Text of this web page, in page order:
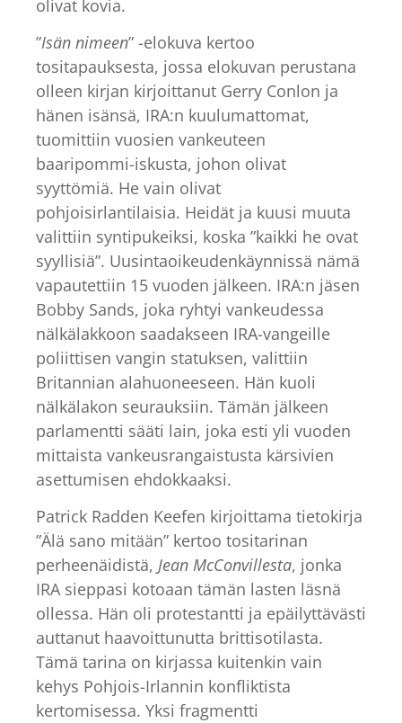
olivat kovia.
”Isän nimeen” -elokuva kertoo
tositapauksesta, jossa elokuvan perustana
olleen kirjan kirjoittanut Gerry Conlon ja
hänen isänsä, IRA:n kuulumattomat,
tuomittiin vuosien vankeuteen
baaripommi-iskusta, johon olivat
syyttömiä. He vain olivat
pohjoisirlantilaisia. Heidät ja kuusi muuta
valittiin syntipukeiksi, koska ”kaikki he ovat
syyllisiä”. Uusintaoikeudenkäynnissä nämä
vapautettiin 15 vuoden jälkeen. IRA:n jäsen
Bobby Sands, joka ryhtyi vankeudessa
nälkälakkoon saadakseen IRA-vangeille
poliittisen vangin statuksen, valittiin
Britannian alahuoneeseen. Hän kuoli
nälkälakon seurauksiin. Tämän jälkeen
parlamentti sääti lain, joka esti yli vuoden
mittaista vankeusrangaistusta kärsivien
asettumisen ehdokkaaksi.
Patrick Radden Keefen kirjoittama tietokirja
”Älä sano mitään” kertoo tositarinan
perheenäidistä, Jean McConvillesta, jonka
IRA sieppasi kotoaan tämän lasten läsnä
ollessa. Hän oli protestantti ja epäilyttävästi
auttanut haavoittunutta brittisotilasta.
Tämä tarina on kirjassa kuitenkin vain
kehys Pohjois-Irlannin konfliktista
kertomisessa. Yksi fragmentti